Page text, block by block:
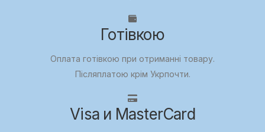
Готівкою
Оплата готівкою при отриманні товару.
Післяплатою крім Укрпочти.
Visa и MasterCard